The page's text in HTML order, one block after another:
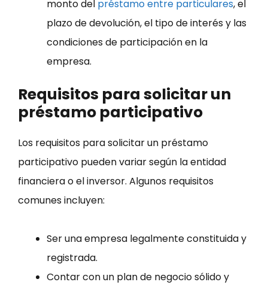
monto del préstamo entre particulares, el
plazo de devolución, el tipo de interés y las
condiciones de participación en la
empresa.
Requisitos para solicitar un
préstamo participativo
Los requisitos para solicitar un préstamo
participativo pueden variar según la entidad
financiera o el inversor. Algunos requisitos
comunes incluyen:
Ser una empresa legalmente constituida y
registrada.
Contar con un plan de negocio sólido y